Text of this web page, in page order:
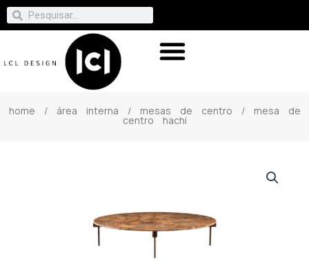
home / área interna / mesas de centro / mesa de
centro hachi